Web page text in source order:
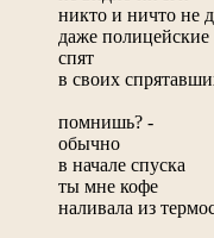
никто и ничто не
даже полицейские
спят
в своих
помнишь? -
обычно
в начале спуска
ты мне кофе
наливала из